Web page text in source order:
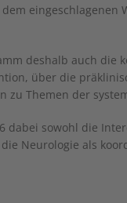
eingeschlagenen
deshalb auch die
über die
zu Themen der
dabei sowohl die
Neurologie als